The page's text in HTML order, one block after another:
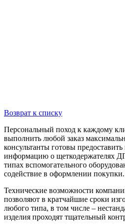
Возврат к списку
Персональный поход к каждому
выполнить любой заказ
консультанты готовы
информацию о щеткодержателях
типах вспомогательного
содействие в оформлении покупки.
Технические возможности
позволяют в кратчайшие сроки
любого типа, в том числе –
изделия проходят тщательный